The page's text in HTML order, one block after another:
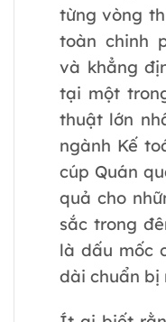
từng vòng
toàn chinh
và khẳng
tại một
thuật lớn
ngành Kế
cúp Quán
quả cho
sắc trong
là dấu mốc
dài chuẩn bị